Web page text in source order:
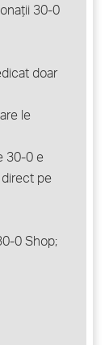
30-0
doar
le
30-0 e
pe
0 Shop;